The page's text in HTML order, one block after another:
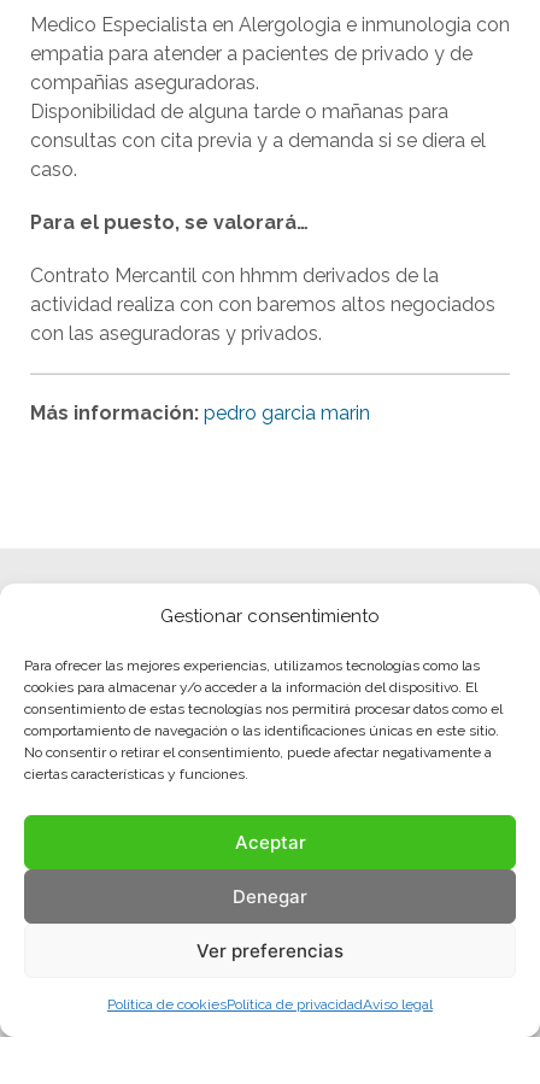
Gestionar consentimiento
Para ofrecer las mejores experiencias, utilizamos tecnologías como las
cookies para almacenar y/o acceder a la información del dispositivo. El
consentimiento de estas tecnologías nos permitirá procesar datos como el
comportamiento de navegación o las identificaciones únicas en este sitio.
No consentir o retirar el consentimiento, puede afectar negativamente a
ciertas características y funciones.
Aceptar
Denegar
Ver preferencias
Política de cookiesPolítica de privacidadAviso legal
Medico Especialista en Alergologia e inmunologia con
empatia para atender a pacientes de privado y de
compañias aseguradoras.
Disponibilidad de alguna tarde o mañanas para
consultas con cita previa y a demanda si se diera el
caso.
Para el puesto, se valorará…
Contrato Mercantil con hhmm derivados de la
actividad realiza con con baremos altos negociados
con las aseguradoras y privados.
Más información: pedro garcia marin